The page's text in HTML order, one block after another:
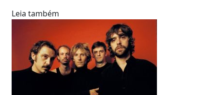
Leia também